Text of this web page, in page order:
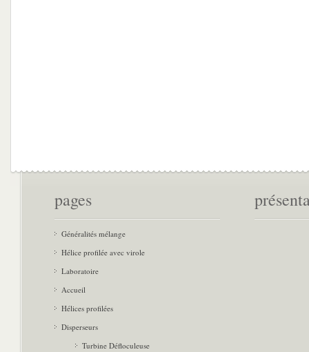
pages
Généralités mélange
Hélice profilée avec virole
Laboratoire
Accueil
Hélices profilées
Disperseurs
Turbine Défloculeuse